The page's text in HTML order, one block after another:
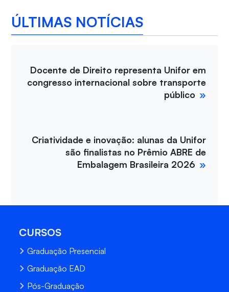
ÚLTIMAS NOTÍCIAS
Docente de Direito representa Unifor em
congresso internacional sobre transporte
público
Criatividade e inovação: alunas da Unifor
são finalistas no Prêmio ABRE de
Embalagem Brasileira 2026
CURSOS
Graduação Presencial
Graduação EAD
Pós-Graduação